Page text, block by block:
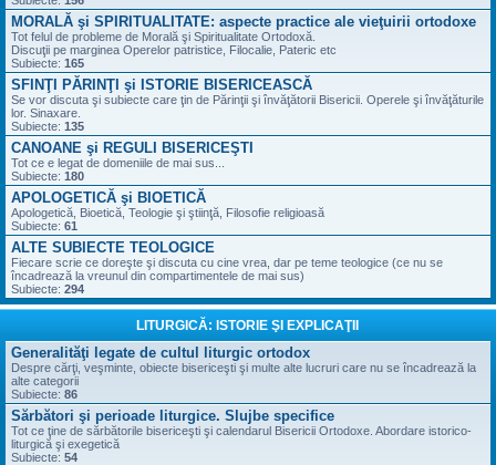
MORALĂ şi SPIRITUALITATE: aspecte practice ale vieţuirii ortodoxe
Tot felul de probleme de Morală şi Spiritualitate Ortodoxă.
Discuţii pe marginea Operelor patristice, Filocalie, Pateric etc
Subiecte: 165
SFINŢI PĂRINŢI şi ISTORIE BISERICEASCĂ
Se vor discuta şi subiecte care ţin de Părinţii şi învăţătorii Bisericii. Operele şi învăţăturile
lor. Sinaxare.
Subiecte: 135
CANOANE şi REGULI BISERICEŞTI
Tot ce e legat de domeniile de mai sus...
Subiecte: 180
APOLOGETICĂ şi BIOETICĂ
Apologetică, Bioetică, Teologie şi ştiinţă, Filosofie religioasă
Subiecte: 61
ALTE SUBIECTE TEOLOGICE
Fiecare scrie ce doreşte şi discuta cu cine vrea, dar pe teme teologice (ce nu se
încadrează la vreunul din compartimentele de mai sus)
Subiecte: 294
LITURGICĂ: ISTORIE ŞI EXPLICAŢII
Generalităţi legate de cultul liturgic ortodox
Despre cărţi, veşminte, obiecte bisericeşti şi multe alte lucruri care nu se încadrează la
alte categorii
Subiecte: 86
Sărbători şi perioade liturgice. Slujbe specifice
Tot ce ţine de sărbătorile bisericeşti şi calendarul Bisericii Ortodoxe. Abordare istorico-
liturgică şi exegetică
Subiecte: 54